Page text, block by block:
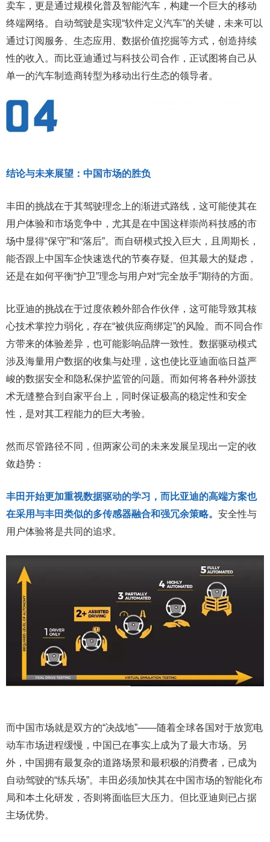
卖车，更是通过规模化普及智能汽车，构建一个巨大的移动
终端网络。自动驾驶是实现“软件定义汽车”的关键，未来可以
通过订阅服务、生态应用、数据价值挖掘等方式，创造持续
性的收入。而比亚迪通过与科技公司合作，正试图将自己从
单一的汽车制造商转型为移动出行生态的领导者。
结论与未来展望：中国市场的胜负
丰田的挑战在于其驾驶理念上的渐进式路线，这可能使其在
用户体验和市场竞争中，尤其是在中国这样崇尚科技感的市
场中显得“保守”和“落后”。而自研模式投入巨大，且周期长，
能否跟上中国车企快速迭代的节奏存疑。但其最大的疑虑，
还是在如何平衡“护卫”理念与用户对“完全放手”期待的方面。
比亚迪的挑战在于过度依赖外部合作伙伴，这可能导致其核
心技术掌控力弱化，存在“被供应商绑定”的风险。而不同合作
方带来的体验差异，也可能影响品牌一致性。数据驱动模式
涉及海量用户数据的收集与处理，这也使比亚迪面临日益严
峻的数据安全和隐私保护监管的问题。而如何将各种外源技
术无缝整合到自家平台上，同时保证极高的稳定性和安全
性，是对其工程能力的巨大考验。
然而尽管路径不同，但两家公司的未来发展呈现出一定的收
敛趋势：
丰田开始更加重视数据驱动的学习，而比亚迪的高端方案也
在采用与丰田类似的多传感器融合和强冗余策略。 安全性与
用户体验将是共同的追求。
而中国市场就是双方的“决战地”——随着全球各国对于放宽电
动车市场进程缓慢，中国已在事实上成为了最大市场。另
外，中国拥有最复杂的道路场景和最积极的消费者，已成为
自动驾驶的“练兵场”。丰田必须加快其在中国市场的智能化布
局和本土化研发，否则将面临巨大压力。但比亚迪则已占据
主场优势。